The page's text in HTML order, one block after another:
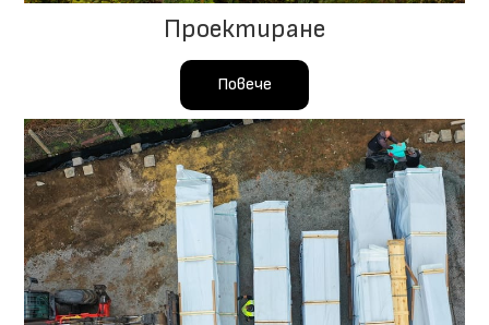
Проектиране
Повече